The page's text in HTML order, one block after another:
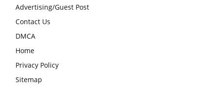
Advertising/Guest Post
Contact Us
DMCA
Home
Privacy Policy
Sitemap